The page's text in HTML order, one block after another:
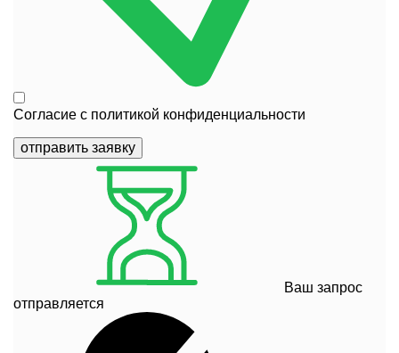
Согласие с политикой конфиденциальности
отправить заявку
Ваш запрос
отправляется